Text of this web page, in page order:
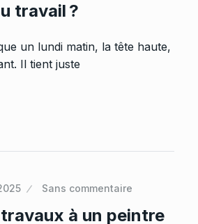
travail ?
un lundi matin, la tête haute,
Il tient juste
Sans commentaire
à un peintre